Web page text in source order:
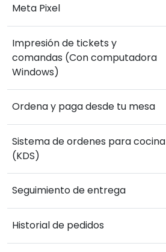
Meta Pixel
Impresión de tickets y
comandas (Con computadora
Windows)
Ordena y paga desde tu mesa
Sistema de ordenes para cocina
(KDS)
Seguimiento de entrega
Historial de pedidos